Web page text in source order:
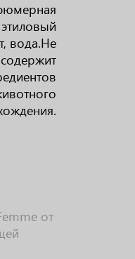
вода.Не
содержит
от